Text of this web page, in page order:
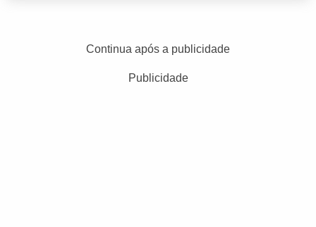
Continua após a publicidade
Publicidade